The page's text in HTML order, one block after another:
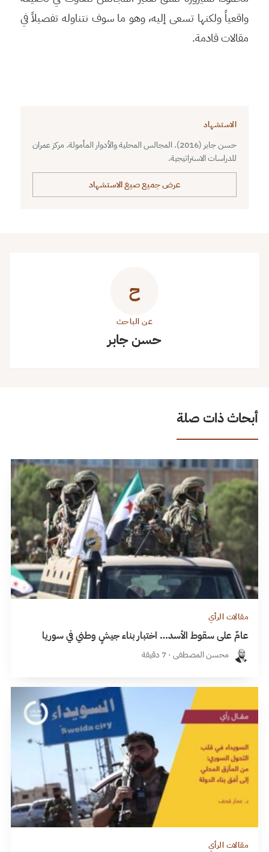
واقعياً ولكنها تسعى إليه، وهو ما سوف نتناوله تفصيلاً في
مقالات قادمة.
الاستشهاد
حسن جابر (2016). المجالس المحلية والأدوار المأمولة. مركز عمران
للدراسات الاستراتيجية.
عرض جميع صيغ الاستشهاد
ح
عن الباحث
حسن جابر
أبحاث ذات صلة
مقالات الرأي
عامٌ على سقوط الأسد… اختبار بناء جيشٍ وطني في سوريا
محسن المصطفى · 7 دقيقة
مقالات الرأي